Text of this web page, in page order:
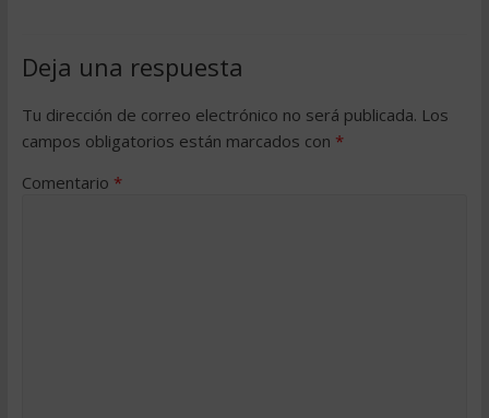
Deja una respuesta
Tu dirección de correo electrónico no será publicada. Los
campos obligatorios están marcados con *
Comentario *